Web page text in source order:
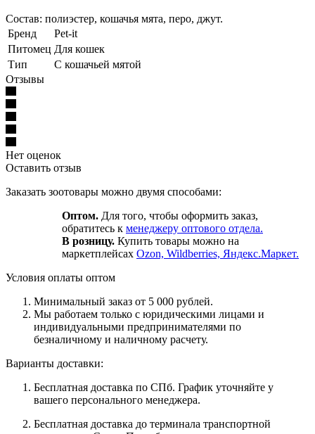
Состав: полиэстер, кошачья мята, перо, джут.
Бренд
Pet-it
Питомец Для кошек
Тип
С кошачьей мятой
Отзывы
Нет оценок
Оставить отзыв
Заказать зоотовары можно двумя способами:
Оптом. Для того, чтобы оформить заказ,
обратитесь к менеджеру оптового отдела.
В розницу. Купить товары можно на
маркетплейсах Ozon, Wildberries, Яндекс.Маркет.
Условия оплаты оптом
Минимальный заказ от 5 000 рублей.
Мы работаем только с юридическими лицами и
индивидуальными предпринимателями по
безналичному и наличному расчету.
Варианты доставки:
Бесплатная доставка по СПб. График уточняйте у
вашего персонального менеджера.
Бесплатная доставка до терминала транспортной